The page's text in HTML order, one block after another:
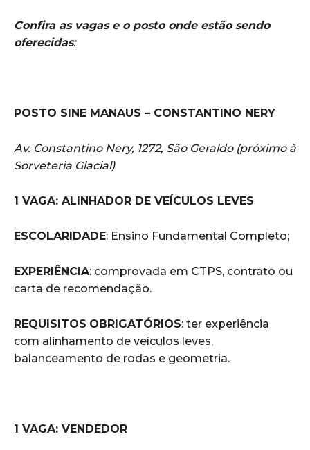
Confira as vagas e o posto onde estão sendo
oferecidas:
POSTO SINE MANAUS – CONSTANTINO NERY
Av. Constantino Nery, 1272, São Geraldo (próximo à
Sorveteria Glacial)
1 VAGA: ALINHADOR DE VEÍCULOS LEVES
ESCOLARIDADE: Ensino Fundamental Completo;
EXPERIÊNCIA: comprovada em CTPS, contrato ou
carta de recomendação.
REQUISITOS OBRIGATÓRIOS: ter experiência
com alinhamento de veículos leves,
balanceamento de rodas e geometria.
1 VAGA: VENDEDOR